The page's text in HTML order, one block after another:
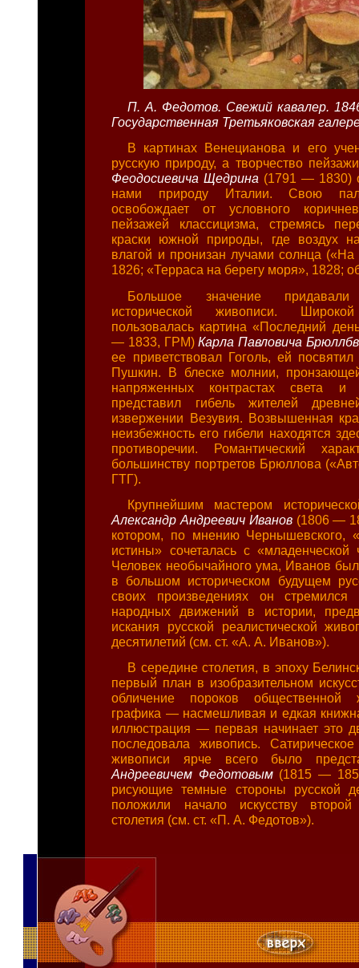
П. А. Федотов. Свежий кавалер.
Государственная Третьяковская
В картинах Венецианова и его
русскую природу, а творчество
Феодосиевича Щедрина (1791 — 1830)
нами природу Италии. Свою
освобождает от условного
пейзажей классицизма, стремясь
краски южной природы, где воздух
влагой и пронизан лучами солнца («На
1826; «Терраса на берегу моря», 1828;
Большое значение придавали
исторической живописи. Широкой
пользовалась картина «Последний
— 1833, ГРМ)Карла Павловича
ее приветствовал Гоголь, ей посвятил
Пушкин. В блеске молнии,
напряженных контрастах света и
представил гибель жителей
извержении Везувия. Возвышенная
неизбежность его гибели находятся
противоречии. Романтический
большинству портретов Брюллова
ГТГ).
Крупнейшим мастером
Александр Андреевич Иванов (1806 —
котором, по мнению Чернышевского,
истины» сочеталась с «младенческой
Человек необычайного ума, Иванов
в большом историческом будущем
своих произведениях он стремился
народных движений в истории,
искания русской реалистической
десятилетий (см. ст. «А. А. Иванов»).
В середине столетия, в эпоху
первый план в изобразительном
обличение пороков общественной
графика — насмешливая и едкая
иллюстрация — первая начинает это
последовала живопись.
живописи ярче всего было
Андреевичем Федотовым (1815 —
рисующие темные стороны русской
положили начало искусству
столетия (см. ст. «П. А. Федотов»).